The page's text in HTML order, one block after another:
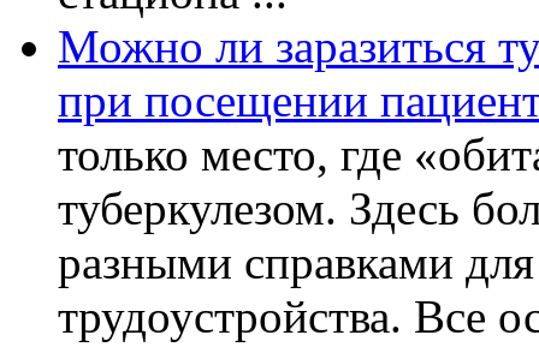
Можно ли заразиться
при посещении
только место, где
туберкулезом. Здесь
разными справками
трудоустройства. Все